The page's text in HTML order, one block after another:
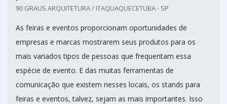
90 GRAUS ARQUITETURA / ITAQUAQUECETUBA - SP
As feiras e eventos proporcionam oportunidades de
empresas e marcas mostrarem seus produtos para os
mais variados tipos de pessoas que frequentam essa
espécie de evento. E das muitas ferramentas de
comunicação que existem nesses locais, os stands para
feiras e eventos, talvez, sejam as mais importantes. Isso